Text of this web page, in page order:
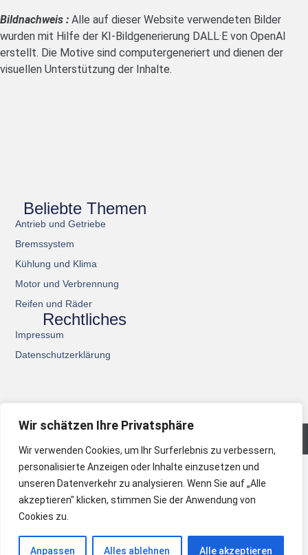
Wir schätzen Ihre Privatsphäre
Wir verwenden Cookies, um Ihr Surferlebnis zu verbessern,
personalisierte Anzeigen oder Inhalte einzusetzen und
unseren Datenverkehr zu analysieren. Wenn Sie auf „Alle
akzeptieren" klicken, stimmen Sie der Anwendung von
Cookies zu.
Anpassen Alles ablehnen Alle akzeptieren
Bildnachweis : Alle auf dieser Website verwendeten Bilder
wurden mit Hilfe der KI-Bildgenerierung DALL·E von OpenAI
erstellt. Die Motive sind computergeneriert und dienen der
visuellen Unterstützung der Inhalte.
Beliebte Themen
Antrieb und Getriebe
Bremssystem
Kühlung und Klima
Motor und Verbrennung
Reifen und Räder
Rechtliches
Impressum
Datenschutzerklärung
© 2026 All Rights Reserved.